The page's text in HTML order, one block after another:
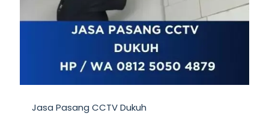
Jasa Pasang CCTV Dukuh